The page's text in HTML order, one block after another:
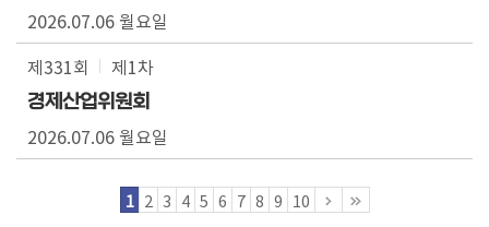
2026.07.06 월요일
제331회
제1차
경제산업위원회
2026.07.06 월요일
1 2 3 4 5 6 7 8 9 10